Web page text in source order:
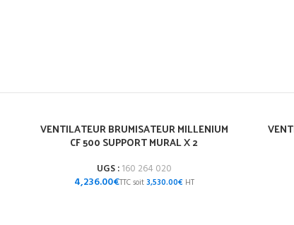
VENTILATEUR BRUMISATEUR MILLENIUM
CF 500 SUPPORT MURAL X 2
UGS :160 264 020
€ 3,530.00€